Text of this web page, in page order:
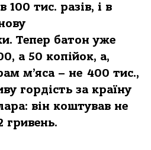
100 тис. разів, і в
Тепер батон уже
а 50 копійок, а,
м’яса – не 400 тис.,
гордість за країну
він коштував не
гривень.